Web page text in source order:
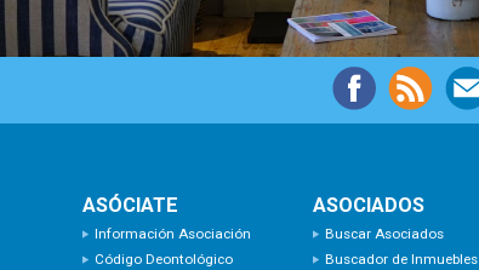
ASÓCIATE
Información Asociación
Código Deontológico
ASOCIADOS
Buscar Asociados
Buscador de Inmuebles